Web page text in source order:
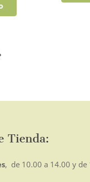
Tienda:
, de 10.00 a 14.00 y de